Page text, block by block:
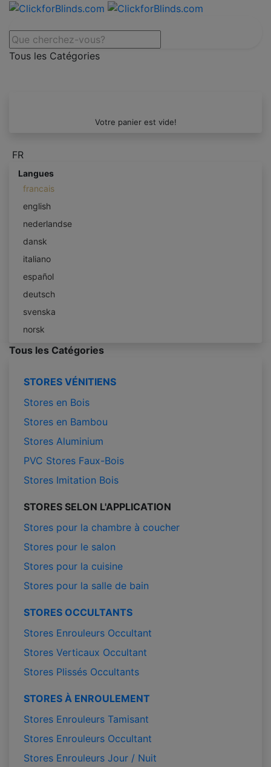
Tous les Catégories
Votre panier est vide!
FR
Langues
francais
english
nederlandse
dansk
italiano
español
deutsch
svenska
norsk
Tous les Catégories
STORES VÉNITIENS
Stores en Bois
Stores en Bambou
Stores Aluminium
PVC Stores Faux-Bois
Stores Imitation Bois
STORES SELON L'APPLICATION
Stores pour la chambre à coucher
Stores pour le salon
Stores pour la cuisine
Stores pour la salle de bain
STORES OCCULTANTS
Stores Enrouleurs Occultant
Stores Verticaux Occultant
Stores Plissés Occultants
STORES À ENROULEMENT
Stores Enrouleurs Tamisant
Stores Enrouleurs Occultant
Stores Enrouleurs Jour / Nuit